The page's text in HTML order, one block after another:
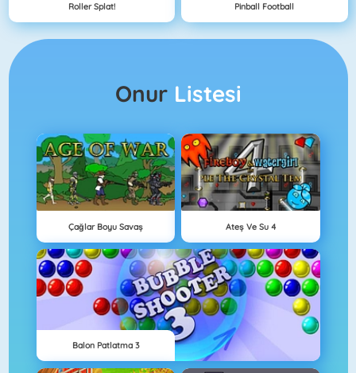
Roller Splat! Pinball Football
Onur Listesi
Çağlar Boyu Savaş Ateş Ve Su 4
Balon Patlatma 3